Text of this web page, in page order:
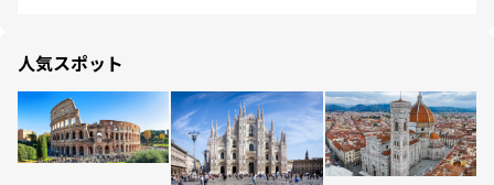
人気スポット